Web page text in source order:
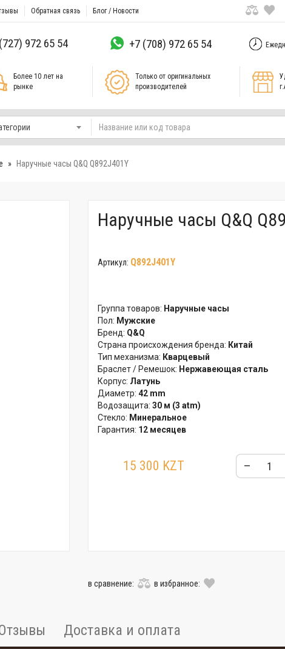
Обратная связь Блог / Новости
972 65 54 +7 (708) 972 65 54
Более 10 лет на
рынке
Только от оригинальных
производителей
Наручные часы Q&Q Q892J401Y
Наручные часы Q&Q
Артикул: Q892J401Y
Группа товаров: Наручные часы
Пол: Мужские
Бренд: Q&Q
Страна происхождения бренда: Китай
Тип механизма: Кварцевый
Браслет / Ремешок: Нержавеющая сталь
Корпус: Латунь
Диаметр: 42 mm
Водозащита: 30 м (3 atm)
Стекло: Минеральное
Гарантия: 12 месяцев
15 300 KZT –
в сравнение: в избранное:
Доставка и оплата